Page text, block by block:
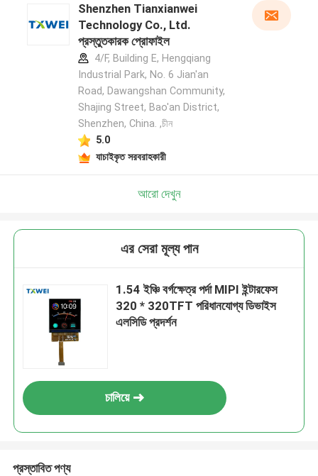
Shenzhen Tianxianwei
Technology Co., Ltd.
প্রস্তুতকারক প্রোফাইল
4/F, Building E, Hengqiang
Industrial Park, No. 6 Jian'an
Road, Dawangshan Community,
Shajing Street, Bao'an District,
Shenzhen, China. ,চীন
5.0
যাচাইকৃত সরবরাহকারী
আরো দেখুন
এর সেরা মূল্য পান
1.54 ইঞ্চি বর্গক্ষেত্র পর্দা MIPI ইন্টারফেস
320 * 320TFT পরিধানযোগ্য ডিভাইস
এলসিডি প্রদর্শন
চালিয়ে
প্রস্তাবিত পণ্য